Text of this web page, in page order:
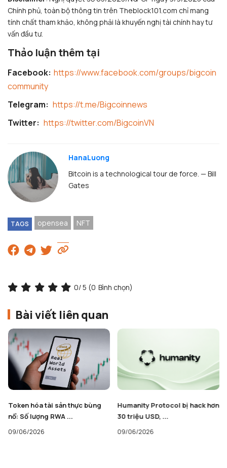
Chính phủ, toàn bộ thông tin trên Theblock101.com chỉ mang
tính chất tham khảo, không phải là khuyến nghị tài chính hay tư
vấn đầu tư.
Thảo luận thêm tại
Facebook: https://www.facebook.com/groups/bigcoin
community
Telegram: https://t.me/Bigcoinnews
Twitter: https://twitter.com/BigcoinVN
HanaLuong
Bitcoin is a technological tour de force. — Bill
Gates
TAGS opensea NFT
0/ 5 (0 Bình chọn)
Bài viết liên quan
Humanity Protocol bị hack hơn
30 triệu USD, ...
09/06/2026
HTX của Justin Sun gỡ bỏ
Stablecoin USD1 của ...
08/06/2026